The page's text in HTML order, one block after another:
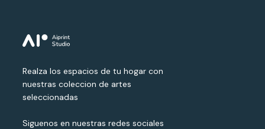
Realza los espacios de tu hogar con
nuestras coleccion de artes
seleccionadas
Siguenos en nuestras redes sociales